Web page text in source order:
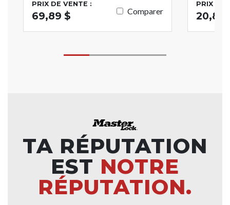
PRIX DE VENTE :
69,89 $ Comparer
PRIX DE
20,82
TA RÉPUTATION
EST NOTRE
RÉPUTATION.